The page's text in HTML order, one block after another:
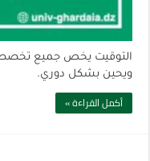
التوقيت يخص جميع
ويحين بشكل دوري.
أكمل القراءة »